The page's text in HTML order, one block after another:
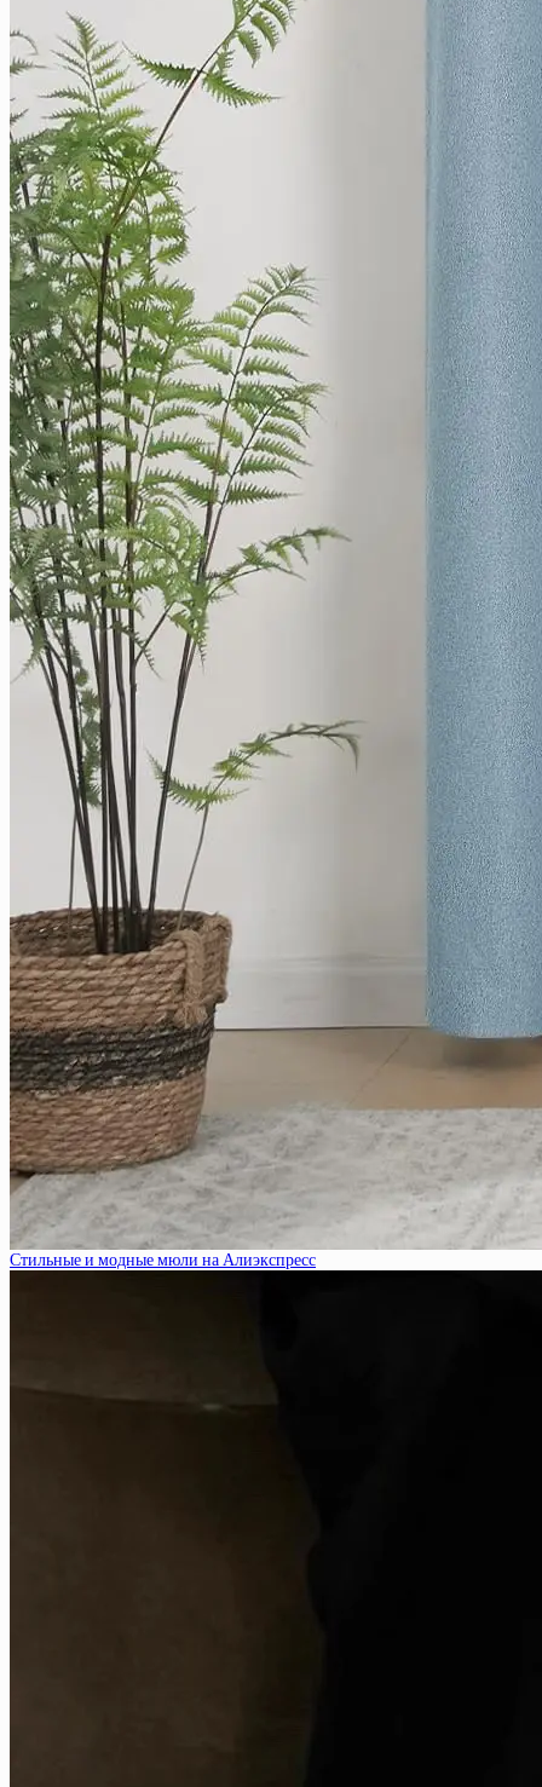
Стильные и модные мюли на Алиэкспресс